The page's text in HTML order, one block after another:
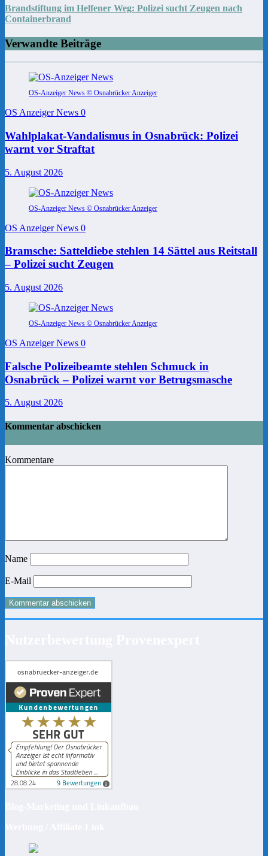
Brandstiftung im Helfener Weg: Polizei sucht Zeugen nach
Containerbrand
Verwandte Beiträge
OS-Anzeiger News © Osnabrücker Anzeiger
OS Anzeiger News 0
Wahlplakat-Vandalismus in Osnabrück: Polizei
warnt vor Straftat
5. August 2026
OS-Anzeiger News © Osnabrücker Anzeiger
OS Anzeiger News 0
Bramsche: Satteldiebe stehlen 14 Sättel aus Reitstall
– Polizei sucht Zeugen
5. August 2026
OS-Anzeiger News © Osnabrücker Anzeiger
OS Anzeiger News 0
Falsche Polizeibeamte stehlen Schmuck in
Osnabrück – Polizei warnt vor Betrugsmasche
5. August 2026
Kommentar abschicken
Kommentare
Name
E-Mail